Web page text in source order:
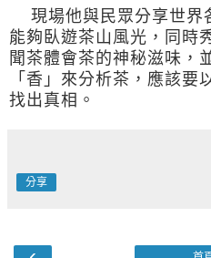
現場他與民眾分享世界
能夠臥遊茶山風光，同時
聞茶體會茶的神秘滋味，
「香」來分析茶，應該要
找出真相。
分享